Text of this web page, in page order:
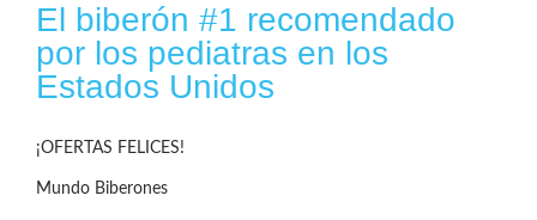
El biberón #1 recomendado
por los pediatras en los
Estados Unidos
¡OFERTAS FELICES!
Mundo Biberones